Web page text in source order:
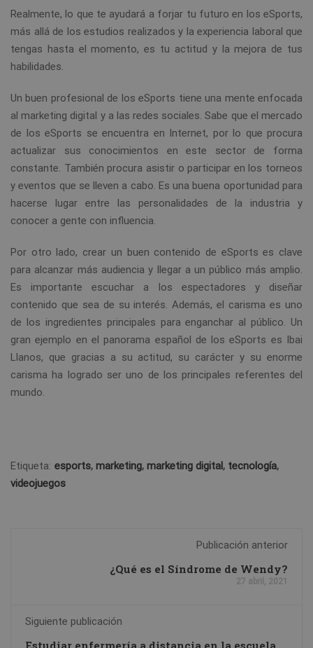
Realmente, lo que te ayudará a forjar tu futuro en los eSports,
más allá de los estudios realizados y la experiencia laboral que
tengas hasta el momento, es tu actitud y la mejora de tus
habilidades.
Un buen profesional de los eSports tiene una mente enfocada
al marketing digital y a las redes sociales. Sabe que el mercado
de los eSports se encuentra en Internet, por lo que procura
actualizar sus conocimientos en este sector de forma
constante. También procura asistir o participar en los torneos
y eventos que se lleven a cabo. Es una buena oportunidad para
hacerse lugar entre las personalidades de la industria y
conocer a gente con influencia.
Por otro lado, crear un buen contenido de eSports es clave
para alcanzar más audiencia y llegar a un público más amplio.
Es importante escuchar a los espectadores y diseñar
contenido que sea de su interés. Además, el carisma es uno
de los ingredientes principales para enganchar al público. Un
gran ejemplo en el panorama español de los eSports es Ibai
Llanos, que gracias a su actitud, su carácter y su enorme
carisma ha logrado ser uno de los principales referentes del
mundo.
Etiqueta: esports, marketing, marketing digital, tecnología,
videojuegos
Publicación anterior
¿Qué es el Síndrome de Wendy?
27 abril, 2021
Siguiente publicación